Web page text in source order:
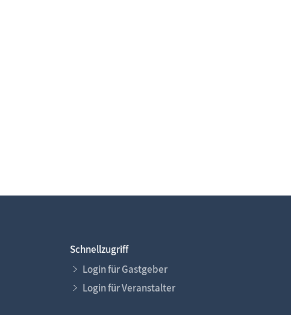
Schnellzugriff
Login für Gastgeber
Login für Veranstalter